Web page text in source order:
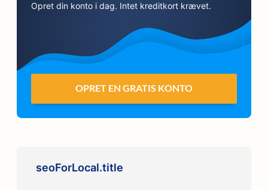
Opret din konto i dag. Intet kreditkort krævet.
OPRET EN GRATIS KONTO
seoForLocal.title